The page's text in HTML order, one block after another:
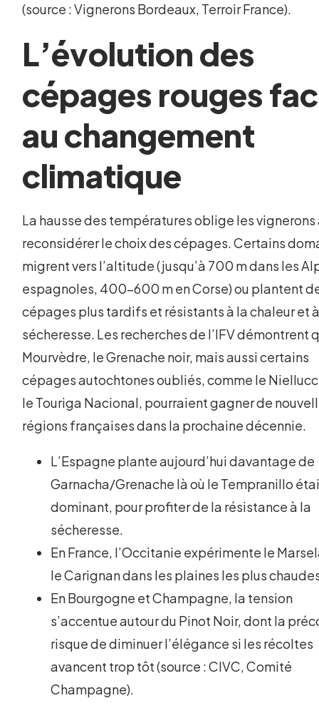
(source : Vignerons Bordeaux, Terroir France).
L’évolution des
cépages rouges
au changement
climatique
La hausse des températures oblige les vignerons
reconsidérer le choix des cépages. Certains
migrent vers l’altitude (jusqu’à 700 m dans les
espagnoles, 400-600 m en Corse) ou plantent
cépages plus tardifs et résistants à la chaleur et
sécheresse. Les recherches de l’IFV démontrent
Mourvèdre, le Grenache noir, mais aussi certains
cépages autochtones oubliés, comme le
le Touriga Nacional, pourraient gagner de
régions françaises dans la prochaine décennie.
L’Espagne plante aujourd’hui davantage de
Garnacha/Grenache là où le Tempranillo
dominant, pour profiter de la résistance à la
sécheresse.
En France, l’Occitanie expérimente le
le Carignan dans les plaines les plus
En Bourgogne et Champagne, la tension
s’accentue autour du Pinot Noir, dont la
risque de diminuer l’élégance si les récoltes
avancent trop tôt (source : CIVC, Comité
Champagne).